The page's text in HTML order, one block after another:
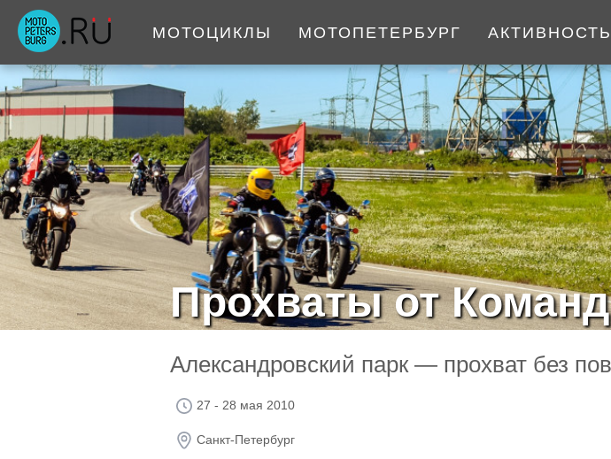
МОТОЦИКЛЫ МОТОПЕТЕРБУРГ АКТИВНОСТЬ
Прохваты от
Александровский парк — прохват без
27 - 28 мая 2010
Санкт-Петербург